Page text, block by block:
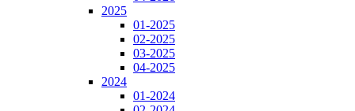
2025
01-2025
02-2025
03-2025
04-2025
2024
01-2024